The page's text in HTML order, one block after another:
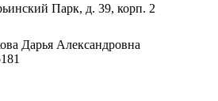
Парк, д. 39, корп. 2
Дарья Александровна